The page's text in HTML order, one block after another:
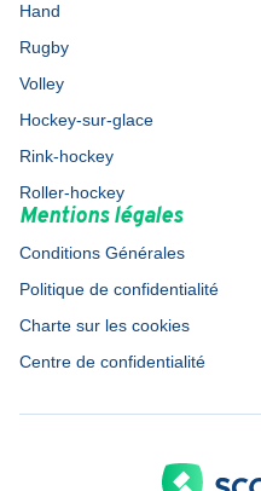
Hand
Rugby
Volley
Hockey-sur-glace
Rink-hockey
Roller-hockey
Mentions légales
Conditions Générales
Politique de confidentialité
Charte sur les cookies
Centre de confidentialité